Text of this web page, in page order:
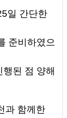
일 간단한
준비하였으
된 점 양해
과 함께한